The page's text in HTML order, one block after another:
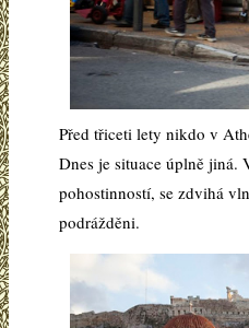
Před třiceti lety nikdo v
Dnes je situace úplně jiná.
pohostinností, se zdvihá
podrážděni.